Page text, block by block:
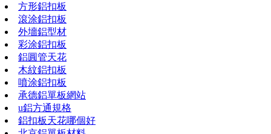
方形鋁扣板
滾涂鋁扣板
外墻鋁型材
彩涂鋁扣板
鋁圓管天花
木紋鋁扣板
噴涂鋁扣板
承德鋁單板網站
u鋁方通規格
鋁扣板天花哪個好